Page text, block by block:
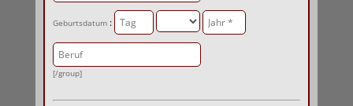
Geburtsdatum :
[/group]